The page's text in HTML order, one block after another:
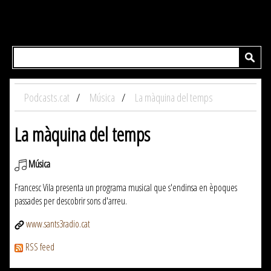
Podcasts.cat Música La màquina del temps
La màquina del temps
Música
Francesc Vila presenta un programa musical que s'endinsa en èpoques
passades per descobrir sons d'arreu.
www.sants3radio.cat
RSS feed